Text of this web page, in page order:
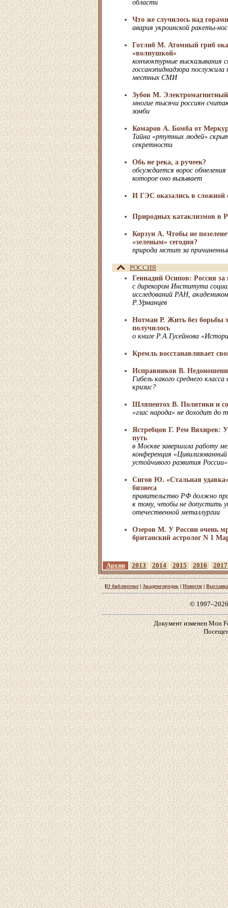
области
Что же случилось над
авария укроинской ракеты-
Готлиб М. Атомный гриб
«волнушкой»
конъюктурные высказывания
госсанэпиднадзора послужила
местных СМИ
Зубов М.
многие тысячи россиян
зомби
Комаров А. Бомба от
Тайна «ртутных людей»
секретности
Обь не река, а ручеек?
обсуждается ворос
которое оно вызывает
И ГЭС оказались в сложной
Природных катаклизмов в
Корзун А. Чтобы не
«зеленым» сегодня?
природа мстит за
РОССИЯ
Геннадий Осипов: Россия за
с дирекором Института
исследований РАН,
Р.Урманцев
Нотман Р. Жить без борьбы
получилось
о книге Р.А.Гусейнова
Кремль восстанавливает
Иcправников В.
Гибель какого среднего
кризис?
Шляпентох В. Политики и
«глас народа» не доходит до
Ястребцов Г. Рем Вяхирев:
путь
в Москве завершила работу
конференция
устойчивого развития России»
Сигов Ю. «Стальная
бизнеса
правительство РФ должно
к тому, чтобы не допустить
отечественной металлургии
Озеров М. У России очень
британский астролог N 1
Архив 2013 2014 2015 2016 2017
[О библиотеке|Академгородок|Новости|
©
Документ изменен Mon